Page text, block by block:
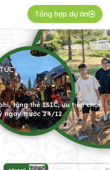
Tổng hợp dự án
tặng thẻ ISIC, ưu tiên chọn
ngay trước 24/12
28/11/2024